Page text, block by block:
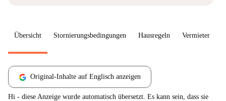
Übersicht Stornierungsbedingungen Hausregeln Vermieter
Original-Inhalte auf Englisch anzeigen
Hi - diese Anzeige wurde automatisch übersetzt. Es kann sein, dass sie